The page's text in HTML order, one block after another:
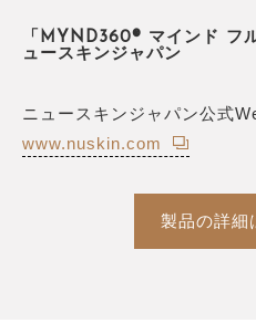
「MYND360® マインド フ
ュースキンジャパン
ニュースキンジャパン公式
www.nuskin.com
製品の詳細